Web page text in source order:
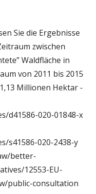
Sie die Ergebnisse
zwischen
Waldfläche in
von 2011 bis 2015
Millionen Hektar -
d41586-020-01848-x
s41586-020-2438-y
better-
12553-EU-
public-consultation